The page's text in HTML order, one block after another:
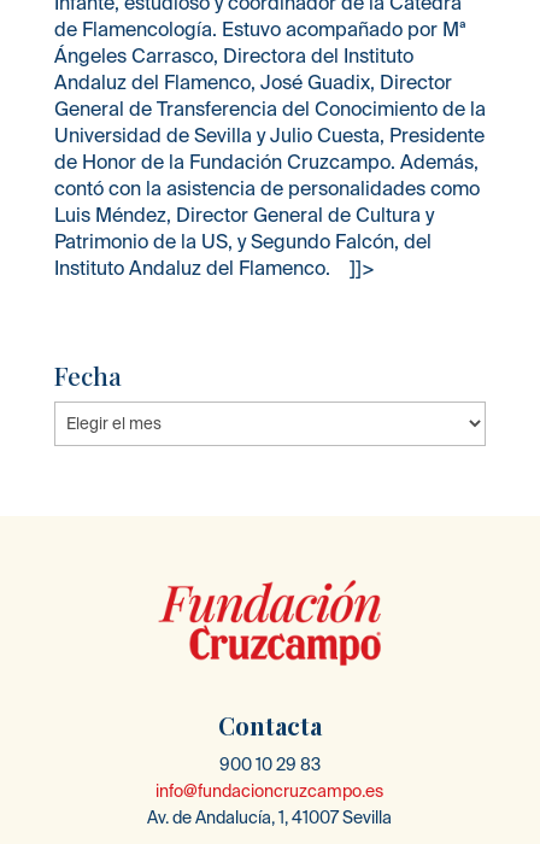
de Flamencología. Estuvo acompañado por Mª
Ángeles Carrasco, Directora del Instituto
Andaluz del Flamenco, José Guadix, Director
General de Transferencia del Conocimiento de la
Universidad de Sevilla y Julio Cuesta, Presidente
de Honor de la Fundación Cruzcampo. Además,
contó con la asistencia de personalidades como
Luis Méndez, Director General de Cultura y
Patrimonio de la US, y Segundo Falcón, del
Instituto Andaluz del Flamenco. ]]>
Fecha
Fecha
Contacta
900 10 29 83
info@fundacioncruzcampo.es
Av. de Andalucía, 1, 41007 Sevilla